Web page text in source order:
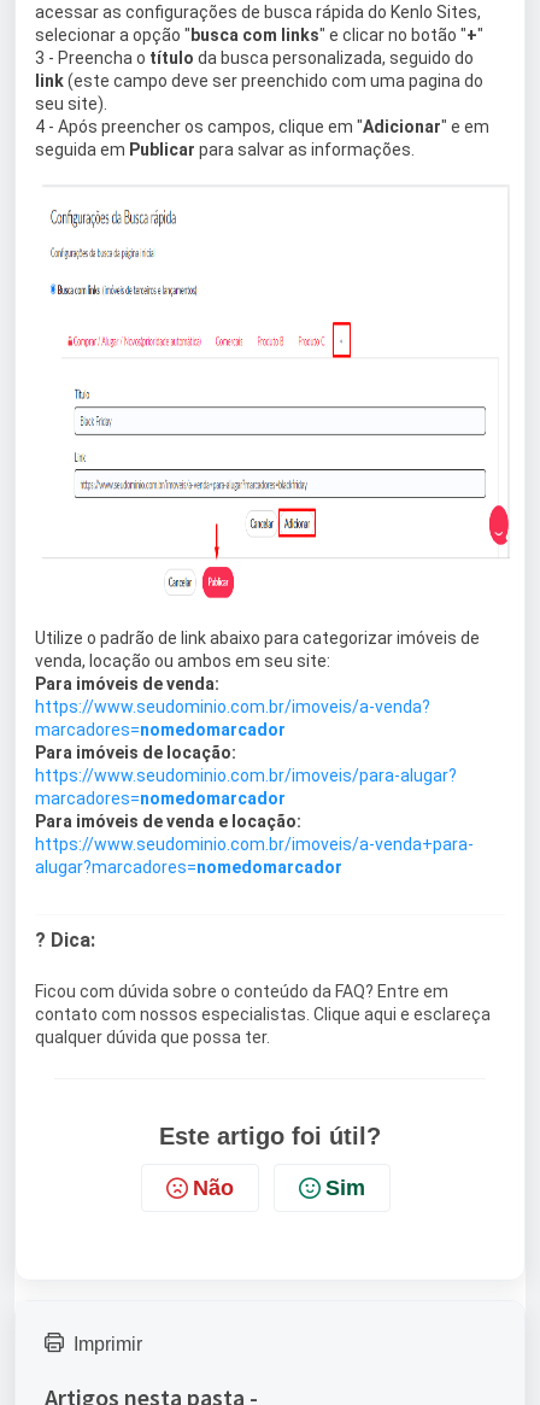
acessar as configurações de busca rápida do Kenlo Sites,
selecionar a opção " busca com links" e clicar no botão "+"
3 - Preencha o título da busca personalizada, seguido do
link(este campo deve ser preenchido com uma pagina do
seu site).
4 - Após preencher os campos, clique em "Adicionar" e em
seguida em Publicar para salvar as informações.
Utilize o padrão de link abaixo para categorizar imóveis de
venda, locação ou ambos em seu site:
Para imóveis de venda:
https://www.seudominio.com.br/imoveis/a-venda?
marcadores=nomedomarcador
Para imóveis de locação:
https://www.seudominio.com.br/imoveis/para-alugar?
marcadores=nomedomarcador
Para imóveis de venda e locação:
https://www.seudominio.com.br/imoveis/a-venda+para-
alugar?marcadores=nomedomarcador
? Dica:
Ficou com dúvida sobre o conteúdo da FAQ? Entre em
contato com nossos especialistas. Clique aqui e esclareça
qualquer dúvida que possa ter.
Este artigo foi útil?
Não Sim
Imprimir
Artigos nesta pasta -